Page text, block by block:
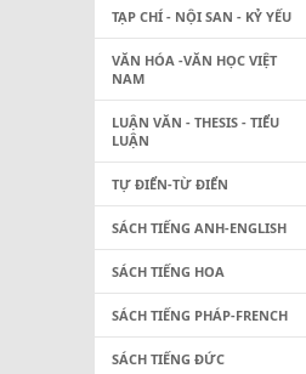
TẠP CHÍ - NỘI SAN - KỶ YẾU
VĂN HÓA -VĂN HỌC VIỆT
NAM
LUẬN VĂN - THESIS - TIỂU
LUẬN
TỰ ĐIỂN-TỪ ĐIỂN
SÁCH TIẾNG ANH-ENGLISH
SÁCH TIẾNG HOA
SÁCH TIẾNG PHÁP-FRENCH
SÁCH TIẾNG ĐỨC